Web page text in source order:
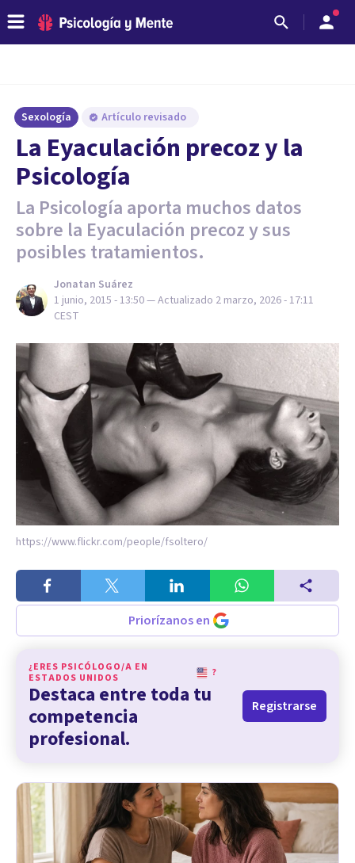
Sexología Artículo revisado
La Eyaculación precoz y la
Psicología
La Psicología aporta muchos datos
sobre la Eyaculación precoz y sus
posibles tratamientos.
Jonatan Suárez
1 junio, 2015 - 13:50— Actualizado 2 marzo, 2026 - 17:11
CEST
https://www.flickr.com/people/fsoltero/
Priorízanos en
¿ERES PSICÓLOGO/A EN
ESTADOS UNIDOS
?
Destaca entre toda tu
competencia
profesional.
Registrarse